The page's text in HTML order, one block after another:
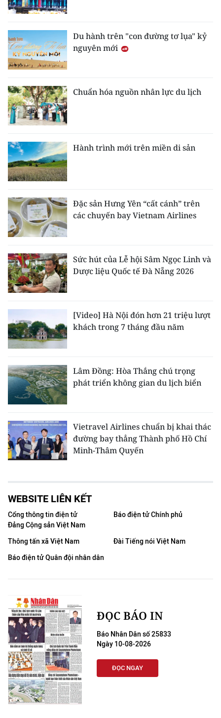
Du hành trên "con đường tơ lụa" kỷ
nguyên mới
Chuẩn hóa nguồn nhân lực du lịch
Hành trình mới trên miền di sản
Đặc sản Hưng Yên “cất cánh” trên
các chuyến bay Vietnam Airlines
Sức hút của Lễ hội Sâm Ngọc Linh và
Dược liệu Quốc tế Đà Nẵng 2026
[Video] Hà Nội đón hơn 21 triệu lượt
khách trong 7 tháng đầu năm
Lâm Đồng: Hòa Thắng chú trọng
phát triển không gian du lịch biển
Vietravel Airlines chuẩn bị khai thác
đường bay thẳng Thành phố Hồ Chí
Minh-Thâm Quyến
WEBSITE LIÊN KẾT
Cổng thông tin điện tử
Đảng Cộng sản Việt Nam
Báo điện tử Chính phủ
Thông tấn xã Việt Nam
Đài Tiếng nói Việt Nam
Báo điện tử Quân đội nhân dân
ĐỌC BÁO IN
Báo Nhân Dân số 25833
Ngày 10-08-2026
ĐỌC NGAY